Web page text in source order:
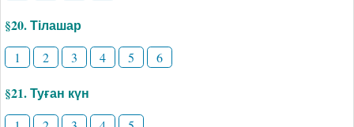
§20. Тілашар
1 2 3 4 5 6
§21. Туған күн